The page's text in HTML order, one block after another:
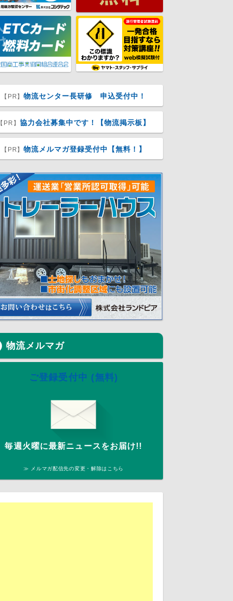
【PR】物流センター長研修 申込受付中！
【PR】 協力会社募集中です！【物流掲示板】
【PR】物流メルマガ登録受付中【無料！】
物流メルマガ
ご登録受付中 (無料)
毎週火曜に最新ニュースをお届け!!
≫ メルマガ配信先の変更・解除はこちら